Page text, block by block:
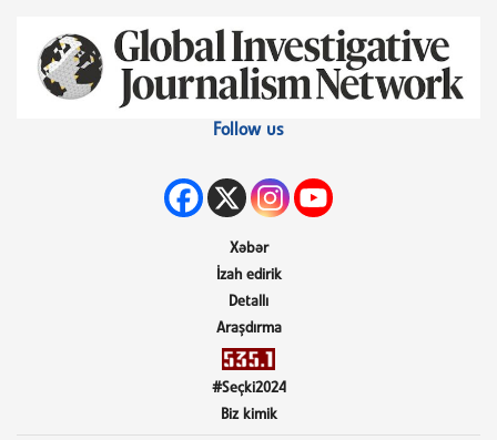
Follow us
Xəbər
İzah edirik
Detallı
Araşdırma
#Seçki2024
Biz kimik